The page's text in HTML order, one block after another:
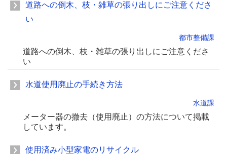
道路への倒木、枝・雑草の張り出しにご注意くださ
い
都市整備課
道路への倒木、枝・雑草の張り出しにご注意くださ
い
水道使用廃止の手続き方法
水道課
メーター器の撤去（使用廃止）の方法について掲載
しています。
使用済み小型家電のリサイクル